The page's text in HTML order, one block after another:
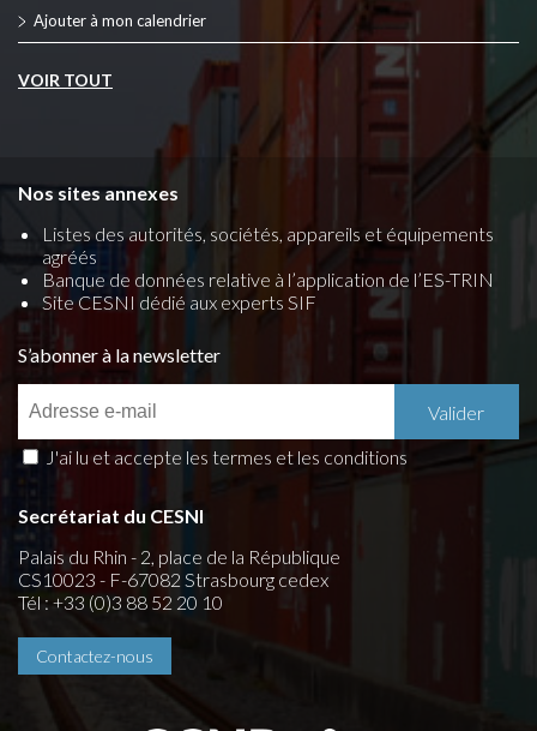
Ajouter à mon calendrier
VOIR TOUT
Nos sites annexes
Listes des autorités, sociétés, appareils et équipements
agréés
Banque de données relative à l’application de l’ES-TRIN
Site CESNI dédié aux experts SIF
S’abonner à la newsletter
J'ai lu et accepte les termes et les conditions
Secrétariat du CESNI
Palais du Rhin - 2, place de la République
CS10023 - F-67082 Strasbourg cedex
Tél : +33 (0)3 88 52 20 10
Contactez-nous